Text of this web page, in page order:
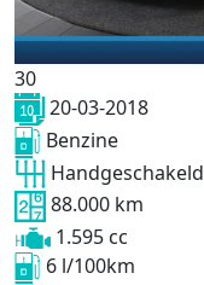
30
20-03-2018
Benzine
Handgeschakeld
88.000 km
1.595 cc
6 l/100km